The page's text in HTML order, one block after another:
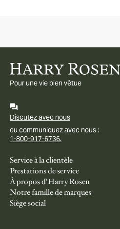
Pour une vie bien vêtue
Discutez avec nous
ou communiquez avec nous :
1-800-917-6736.
Service à la clientèle
Prestations de service
À propos d'Harry Rosen
Notre famille de marques
Siège social